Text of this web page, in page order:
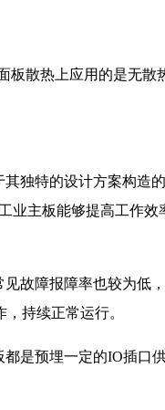
散热上应用的是无散
独特的设计方案构造
业主板能够提高工作效
故障报障率也较为低
持续正常运行。
是预埋一定的IO插口供